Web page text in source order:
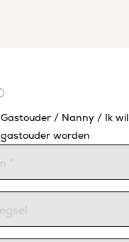
Gastouder / Nanny / Ik wil
gastouder worden